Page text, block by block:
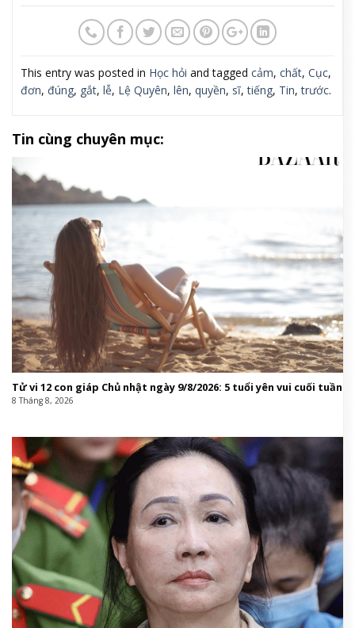
This entry was posted in Học hỏi and tagged cảm, chất, Cục,
đơn, đúng, gắt, lễ, Lệ Quyên, lên, quyền, sĩ,tiếng, Tin,trước.
Tin cùng chuyên mục:
Tử vi 12 con giáp Chủ nhật ngày 9/8/2026: 5 tuổi yên vui cuối tuần
8 Tháng 8, 2026